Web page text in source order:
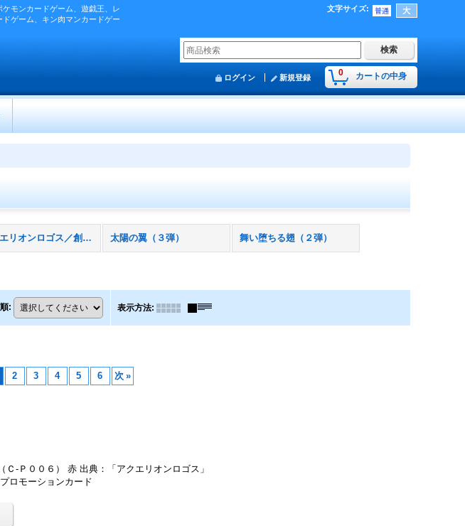
モンカードゲーム、遊戯王、レ
ゲーム、キン肉マンカードゲー
文字サイズ:
0 カートの中身
ログイン 新規登録
アクエリオンロゴス／創勢のアクエリオンＥＶＯＬ（４弾） 太陽の翼（３弾） 舞い堕ちる翅（２弾）
: 表示方法:
2 3 4 5 6 次 »
-Ｐ００６） 赤 出典：「アクエリオンロゴス」
ロモーションカード